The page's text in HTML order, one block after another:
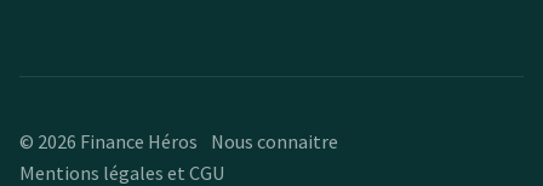
© 2026 Finance Héros
Nous connaitre
Mentions légales et CGU